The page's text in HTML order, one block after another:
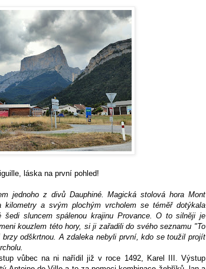
láska na první pohled!
jednoho z divů Dauphiné. Magická stolová hora Mont
a svým plochým vrcholem se téměř dotýkala
sluncem spálenou krajinu Provance. O to silněji je
kouzlem této hory, si ji zařadili do svého seznamu "To
odškrtnou. A zdaleka nebyli první, kdo se toužil projít
vůbec na ni nařídil již v roce 1492, Karel III. Výstup